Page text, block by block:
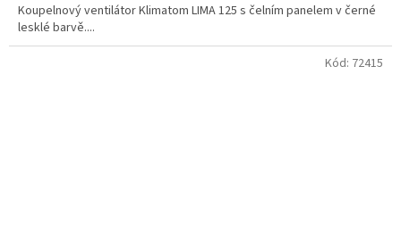
Koupelnový ventilátor Klimatom LIMA 125 s čelním panelem v černé
lesklé barvě....
Kód: 72415